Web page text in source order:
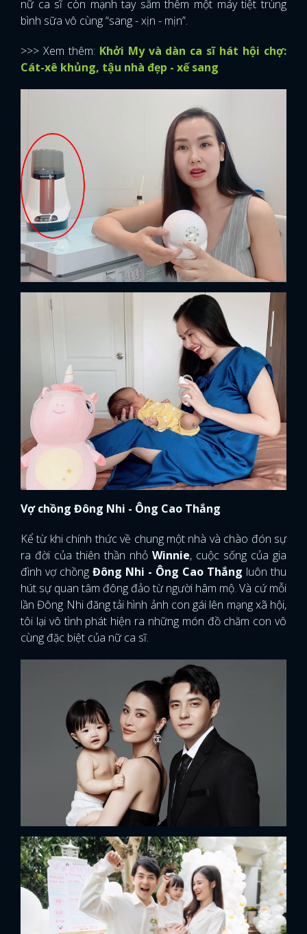
nữ ca sĩ còn mạnh tay sắm thêm một máy tiệt trùng
bình sữa vô cùng “sang - xịn - mịn”.
>>> Xem thêm: Khởi My và dàn ca sĩ hát hội chợ:
Cát-xê khủng, tậu nhà đẹp - xế sang
Vợ chồng Đông Nhi - Ông Cao Thắng
Kể từ khi chính thức về chung một nhà và chào đón sự
ra đời của thiên thần nhỏ Winnie, cuộc sống của gia
đình vợ chồng Đông Nhi - Ông Cao Thắng luôn thu
hút sự quan tâm đông đảo từ người hâm mộ. Và cứ mỗi
lần Đông Nhi đăng tải hình ảnh con gái lên mạng xã hội,
tôi lại vô tình phát hiện ra những món đồ chăm con vô
cùng đặc biệt của nữ ca sĩ.